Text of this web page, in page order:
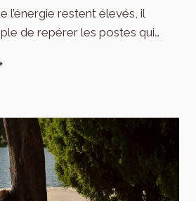
l’énergie restent élevés, il
de repérer les postes qui…